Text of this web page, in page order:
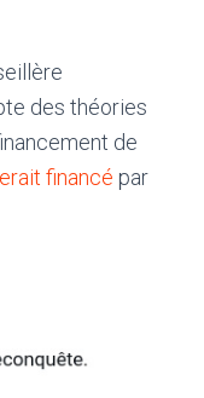
des théories
de
financé par